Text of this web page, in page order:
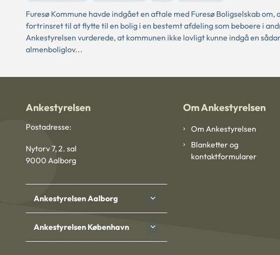
Furesø Kommune havde indgået en aftale med Furesø Boligselskab
fortrinsret til at flytte til en bolig i en bestemt afdeling som beboere i
Ankestyrelsen vurderede, at kommunen ikke lovligt kunne indgå en
almenboliglov...
Ankestyrelsen
Postadresse:
Nytorv 7, 2. sal
9000 Aalborg
Ankestyrelsen Aalborg
Ankestyrelsen København
Om Ankestyrelsen
Om Ankestyrelsen
Blanketter og
kontaktformularer